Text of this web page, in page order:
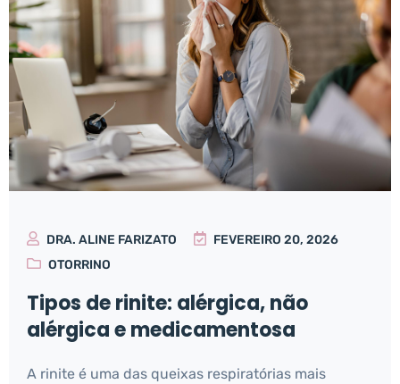
DRA. ALINE FARIZATO
FEVEREIRO 20, 2026
OTORRINO
Tipos de rinite: alérgica, não
alérgica e medicamentosa
A rinite é uma das queixas respiratórias mais